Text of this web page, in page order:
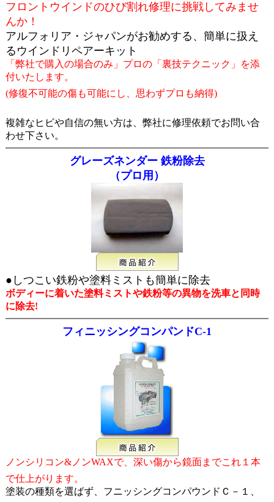
フロントウインドのひび割れ修理に挑戦してみませ
んか！
アルフォリア・ジャパンがお勧めする、簡単に扱え
るウインドリペアーキット
「弊社で購入の場合のみ」プロの「裏技テクニック」を添
付いたします。
(修復不可能の傷も可能にし、思わずプロも納得)
複雑なヒビや自信の無い方は、弊社に修理依頼でお問い合
わせ下さい。
グレーズネンダー 鉄粉除去
（プロ用）
●しつこい鉄粉や塗料ミストも簡単に除去
ボディーに着いた塗料ミストや鉄粉等の異物を洗車と同時
に除去!
フィニッシングコンパンドC-1
ノンシリコン&ノンWAXで、深い傷から鏡面までこれ１本
で仕上がります。
塗装の種類を選ばず、フニッシングコンパウンドＣ－１、